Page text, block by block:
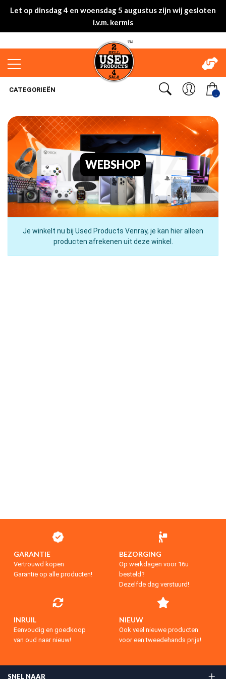
Let op dinsdag 4 en woensdag 5 augustus zijn wij gesloten
i.v.m. kermis
..
CATEGORIEËN
WEBSHOP
Je winkelt nu bij Used Products Venray, je kan hier alleen
producten afrekenen uit deze winkel.
GARANTIE
Vertrouwd kopen
Garantie op alle producten!
BEZORGING
Op werkdagen voor 16u
besteld?
Dezelfde dag verstuurd!
INRUIL
Eenvoudig en goedkoop
van oud naar nieuw!
NIEUW
Ook veel nieuwe producten
voor een tweedehands prijs!
SNEL NAAR